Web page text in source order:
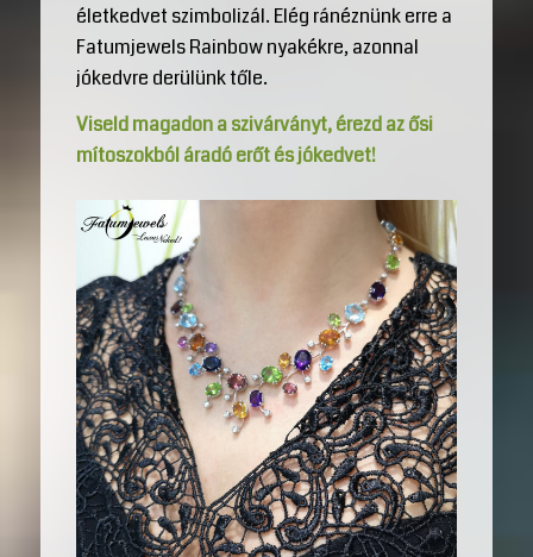
életkedvet szimbolizál. Elég ránéznünk erre a
Fatumjewels Rainbow nyakékre, azonnal
jókedvre derülünk tőle.
Viseld magadon a szivárványt, érezd az ősi
mítoszokból áradó erőt és jókedvet!